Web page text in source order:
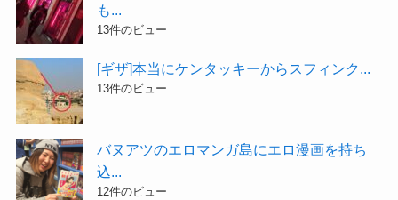
も...
13件のビュー
[ギザ]本当にケンタッキーからスフィンク...
13件のビュー
バヌアツのエロマンガ島にエロ漫画を持ち
込...
12件のビュー